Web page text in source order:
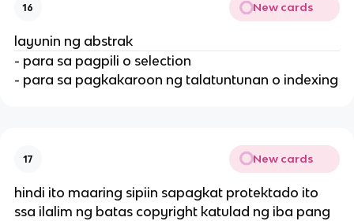
16 New cards
layunin ng abstrak
- para sa pagpili o selection
- para sa pagkakaroon ng talatuntunan o indexing
17 New cards
hindi ito maaring sipiin sapagkat protektado ito
ssa ilalim ng batas copyright katulad ng iba pang